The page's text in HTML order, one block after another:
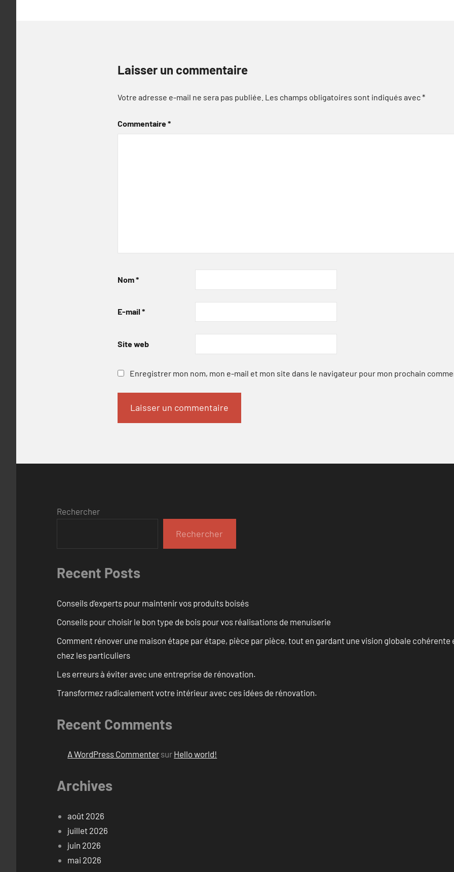
Laisser un commentaire
Votre adresse e-mail ne sera pas publiée. Les champs obligatoires sont indiqués avec*
Commentaire*
Nom*
E-mail *
Site web
Enregistrer mon nom, mon e-mail et mon site dans le navigateur pour mon prochain
Rechercher
Rechercher
Recent Posts
Conseils d’experts pour maintenir vos produits boisés
Conseils pour choisir le bon type de bois pour vos réalisations de menuiserie
Comment rénover une maison étape par étape, pièce par pièce, tout en gardant une vision globale
chez les particuliers
Les erreurs à éviter avec une entreprise de rénovation.
Transformez radicalement votre intérieur avec ces idées de rénovation.
Recent Comments
A WordPress Commenter sur Hello world!
Archives
août 2026
juillet 2026
juin 2026
mai 2026